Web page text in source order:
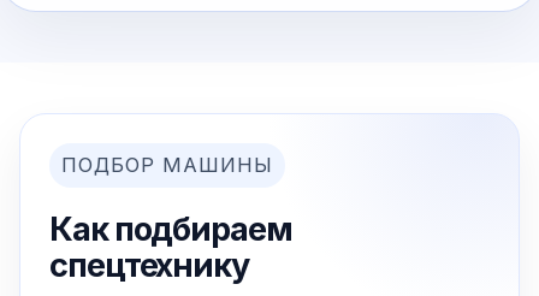
ПОДБОР МАШИНЫ
Как подбираем
спецтехнику